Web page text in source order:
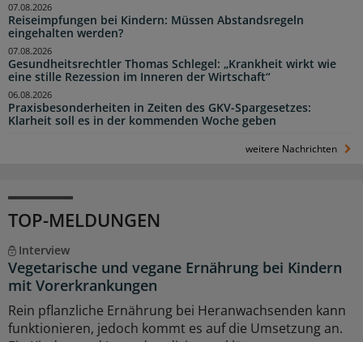
Reiseimpfungen bei Kindern: Müssen Abstandsregeln
eingehalten werden?
07.08.2026
Gesundheitsrechtler Thomas Schlegel: „Krankheit wirkt wie
eine stille Rezession im Inneren der Wirtschaft“
07.08.2026
Praxisbesonderheiten in Zeiten des GKV-Spargesetzes:
Klarheit soll es in der kommenden Woche geben
06.08.2026
weitere Nachrichten
TOP-MELDUNGEN
Interview
Vegetarische und vegane Ernährung bei Kindern
mit Vorerkrankungen
Rein pflanzliche Ernährung bei Heranwachsenden kann
funktionieren, jedoch kommt es auf die Umsetzung an.